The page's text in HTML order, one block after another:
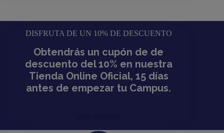
DISFRUTA DE UN 10% DE DESCUENTO
Obtendrás un cupón de de
descuento del 10% en nuestra
Tienda Online Oficial, 15 días
antes de empezar tu Campus.